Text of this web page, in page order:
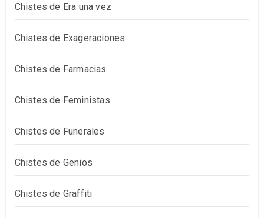
Chistes de Era una vez
Chistes de Exageraciones
Chistes de Farmacias
Chistes de Feministas
Chistes de Funerales
Chistes de Genios
Chistes de Graffiti